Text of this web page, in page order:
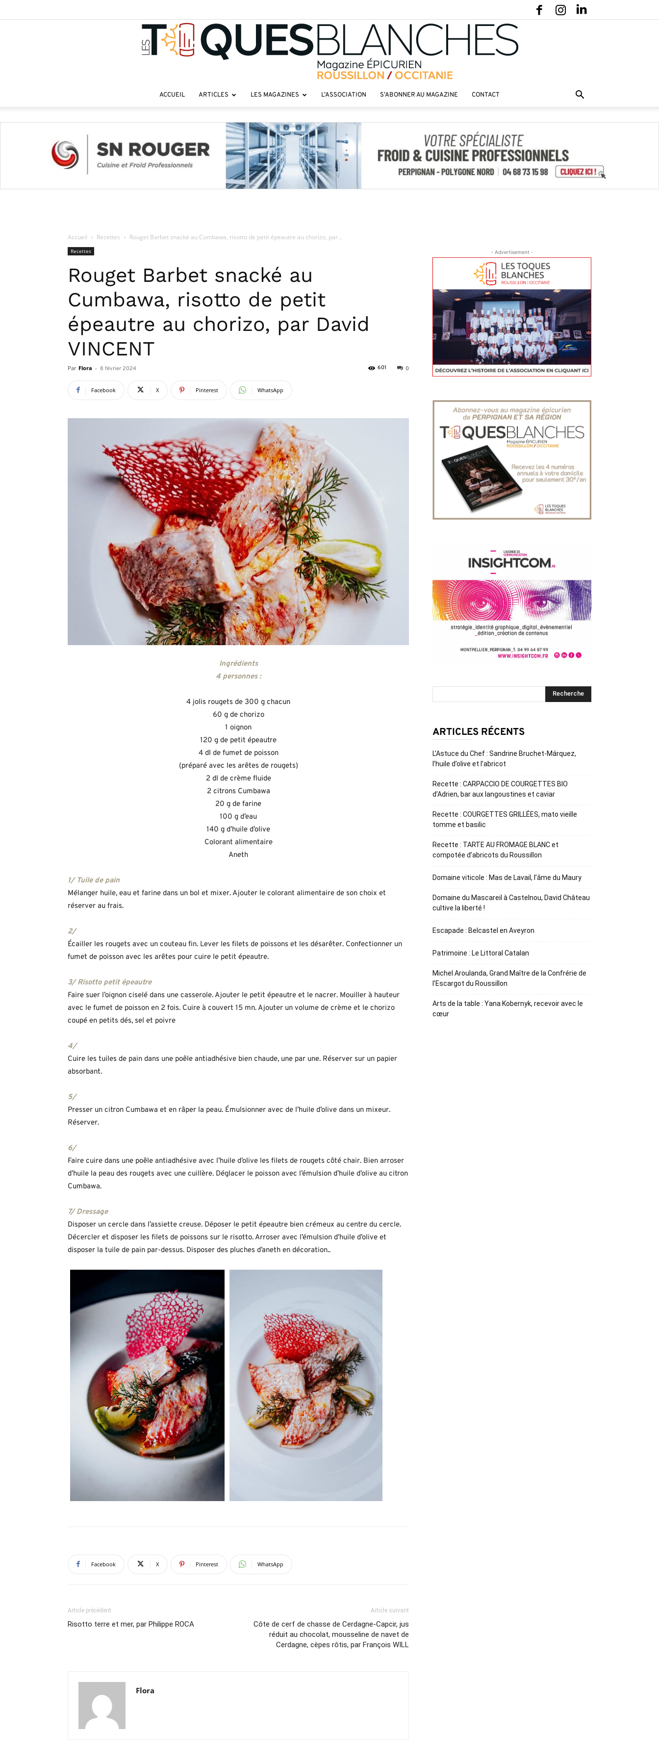
roussillon
magazine
ACCUEIL ARTICLES LES MAGAZINES L’ASSOCIATION S’ABONNER AU MAGAZINE CONTACT
Accueil Recettes Rouget Barbet snacké au Cumbawa, risotto de petit épeautre au chorizo, par...
Recettes
Rouget Barbet snacké au
Cumbawa, risotto de petit
épeautre au chorizo, par David
VINCENT
Par Flora - 8 février 2024 0
601
Facebook X Pinterest WhatsApp
Ingrédients
4 personnes :
4 jolis rougets de 300 g chacun
60 g de chorizo
1 oignon
120 g de petit épeautre
4 dl de fumet de poisson
(préparé avec les arêtes de rougets)
2 dl de crème fluide
2 citrons Cumbawa
20 g de farine
100 g d’eau
140 g d’huile d’olive
Colorant alimentaire
Aneth
1/ Tuile de pain
Mélanger huile, eau et farine dans un bol et mixer. Ajouter le colorant alimentaire de son choix et
réserver au frais.
2/
Écailler les rougets avec un couteau fin. Lever les filets de poissons et les désarêter. Confectionner un
fumet de poisson avec les arêtes pour cuire le petit épeautre.
3/ Risotto petit épeautre
Faire suer l’oignon ciselé dans une casserole. Ajouter le petit épeautre et le nacrer. Mouiller à hauteur
avec le fumet de poisson en 2 fois. Cuire à couvert 15 mn. Ajouter un volume de crème et le chorizo
coupé en petits dés, sel et poivre
4/
Cuire les tuiles de pain dans une poêle antiadhésive bien chaude, une par une. Réserver sur un papier
absorbant.
5/
Presser un citron Cumbawa et en râper la peau. Émulsionner avec de l’huile d’olive dans un mixeur.
Réserver.
6/
Faire cuire dans une poêle antiadhésive avec l’huile d’olive les filets de rougets côté chair. Bien arroser
d’huile la peau des rougets avec une cuillère. Déglacer le poisson avec l’émulsion d’huile d’olive au citron
Cumbawa.
7/ Dressage
Disposer un cercle dans l’assiette creuse. Déposer le petit épeautre bien crémeux au centre du cercle.
Décercler et disposer les filets de poissons sur le risotto. Arroser avec l’émulsion d’huile d’olive et
disposer la tuile de pain par-dessus. Disposer des pluches d’aneth en décoration..
Facebook X Pinterest WhatsApp
Article précédent
Risotto terre et mer, par Philippe ROCA
Article suivant
Côte de cerf de chasse de Cerdagne-Capcir, jus
réduit au chocolat, mousseline de navet de
Cerdagne, cèpes rôtis, par François WILL
Flora
- Advertisement -
ARTICLES RÉCENTS
L’Astuce du Chef : Sandrine Bruchet-Márquez,
l’huile d’olive et l’abricot
Recette : CARPACCIO DE COURGETTES BIO
d’Adrien, bar aux langoustines et caviar
Recette : COURGETTES GRILLÉES, mato vieille
tomme et basilic
Recette : TARTE AU FROMAGE BLANC et
compotée d’abricots du Roussillon
Domaine viticole : Mas de Lavail, l’âme du Maury
Domaine du Mascareil à Castelnou, David Château
cultive la liberté !
Escapade : Belcastel en Aveyron
Patrimoine : Le Littoral Catalan
Michel Aroulanda, Grand Maître de la Confrérie de
l’Escargot du Roussillon
Arts de la table : Yana Kobernyk, recevoir avec le
cœur